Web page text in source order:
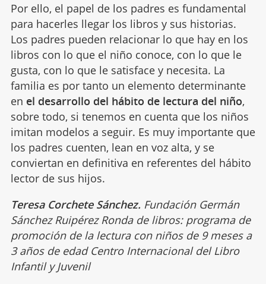
Por ello, el papel de los padres es fundamental
para hacerles llegar los libros y sus historias.
Los padres pueden relacionar lo que hay en los
libros con lo que el niño conoce, con lo que le
gusta, con lo que le satisface y necesita. La
familia es por tanto un elemento determinante
en el desarrollo del hábito de lectura del niño,
sobre todo, si tenemos en cuenta que los niños
imitan modelos a seguir. Es muy importante que
los padres cuenten, lean en voz alta, y se
conviertan en definitiva en referentes del hábito
lector de sus hijos.
Teresa Corchete Sánchez. Fundación Germán
Sánchez Ruipérez Ronda de libros: programa de
promoción de la lectura con niños de 9 meses a
3 años de edad Centro Internacional del Libro
Infantil y Juvenil